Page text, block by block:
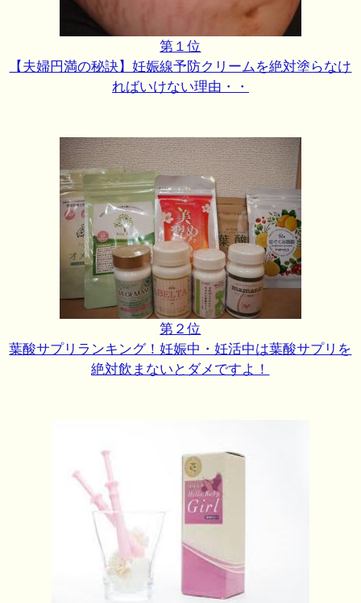
第１位
【夫婦円満の秘訣】妊娠線予防クリームを絶対塗らなけ
ればいけない理由・・
第２位
葉酸サプリランキング！妊娠中・妊活中は葉酸サプリを
絶対飲まないとダメですよ！